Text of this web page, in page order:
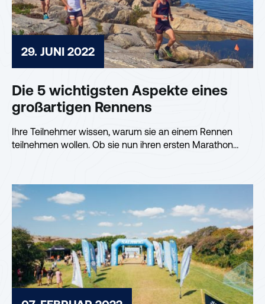
29. JUNI 2022
Die 5 wichtigsten Aspekte eines
großartigen Rennens
Ihre Teilnehmer wissen, warum sie an einem Rennen
teilnehmen wollen. Ob sie nun ihren ersten Marathon